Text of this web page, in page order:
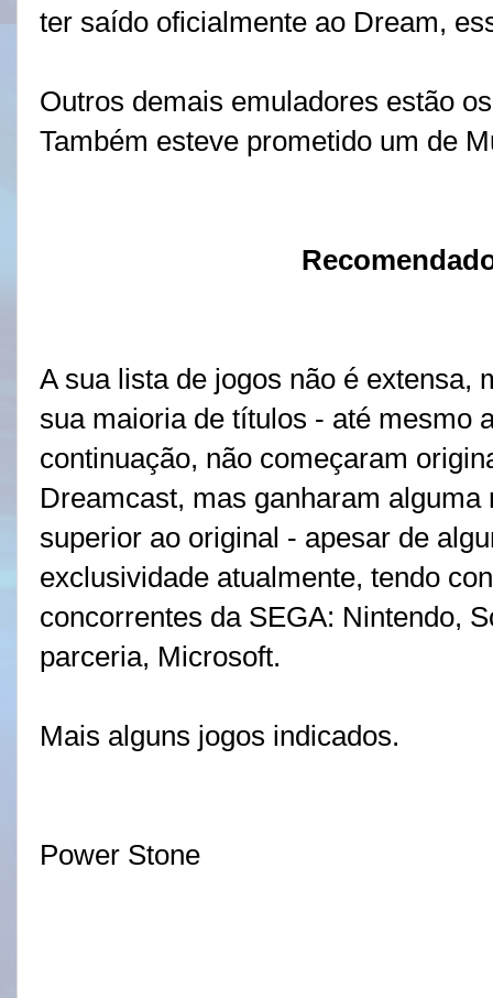
ter saído oficialmente ao Dream,
Outros demais emuladores estão
Também esteve prometido um de
A sua lista de jogos não é extensa,
sua maioria de títulos - até mesmo
continuação, não começaram
Dreamcast, mas ganharam
superior ao original - apesar de
exclusividade atualmente, tendo
concorrentes da SEGA: Nintendo,
parceria, Microsoft.
Mais alguns jogos indicados.
Power Stone